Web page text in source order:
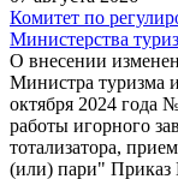
Комитет по
Министерства
О внесении
Министра туризма
октября 2024 года
работы игорного
тотализатора,
(или) пари" Приказ